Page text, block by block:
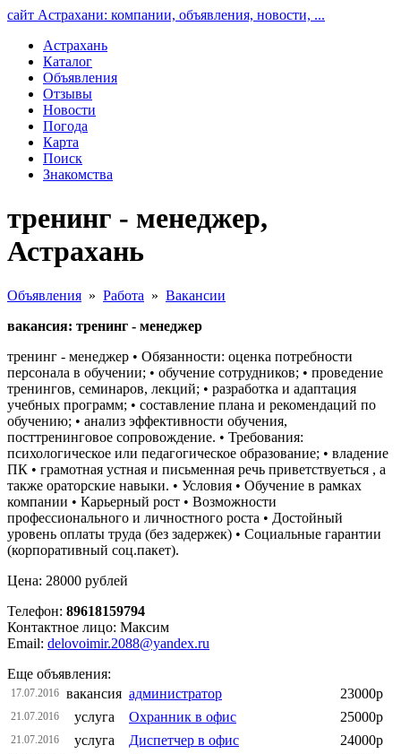
сайт Астрахани: компании, объявления, новости, ...
Астрахань
Каталог
Объявления
Отзывы
Новости
Погода
Карта
Поиск
Знакомства
тренинг - менеджер,
Астрахань
Объявления » Работа » Вакансии
вакансия: тренинг - менеджер
тренинг - менеджер • Обязанности: оценка потребности
персонала в обучении; • обучение сотрудников; • проведение
тренингов, семинаров, лекций; • разработка и адаптация
учебных программ; • составление плана и рекомендаций по
обучению; • анализ эффективности обучения,
посттренинговое сопровождение. • Требования:
психологическое или педагогическое образование; • владение
ПК • грамотная устная и письменная речь приветствуеться , а
также ораторские навыки. • Условия • Обучение в рамках
компании • Карьерный рост • Возможности
профессионального и личностного роста • Достойный
уровень оплаты труда (без задержек) • Социальные гарантии
(корпоративный соц.пакет).
Цена: 28000 рублей
Телефон: 89618159794
Контактное лицо: Максим
Email: delovoimir.2088@yandex.ru
Еще объявления:
17.07.2016 вакансия администратор 23000р
21.07.2016 услуга Охранник в офис 25000р
21.07.2016 услуга Диспетчер в офис 24000р